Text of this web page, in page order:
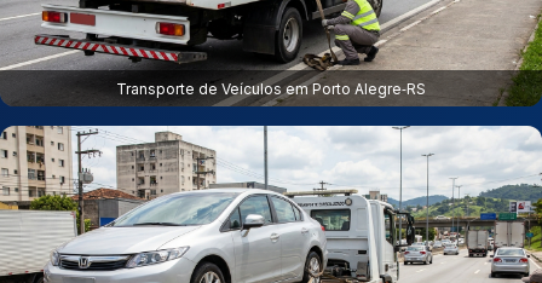
Transporte de Veículos em Porto Alegre‑RS